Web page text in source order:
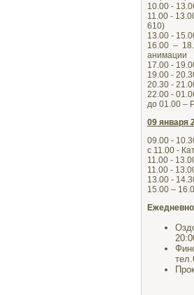
10.00 -
11.00 -
610)
13.00 -
16.00 –
анимации
17.00 -
19.00 -
20.30 -
22.00 -
до 01.00 –
09 января
09.00 -
с 11.00 -
11.00 -
11.00 -
13.00 -
15.00 –